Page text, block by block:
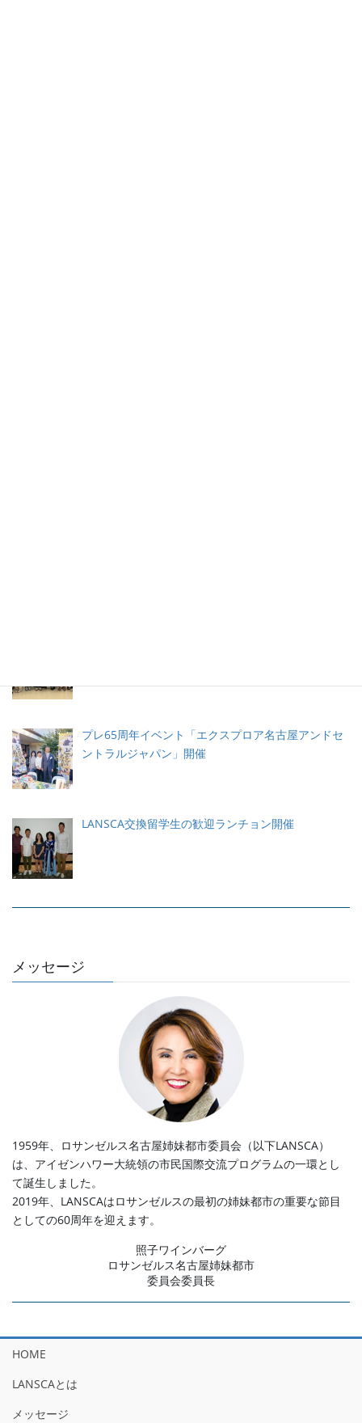
プレ65周年イベント「エクスプロア名古屋アンドセ
ントラルジャパン」開催
LANSCA交換留学生の歓迎ランチョン開催
メッセージ
1959年、ロサンゼルス名古屋姉妹都市委員会（以下LANSCA）
は、アイゼンハワー大統領の市民国際交流プログラムの一環とし
て誕生しました。
2019年、LANSCAはロサンゼルスの最初の姉妹都市の重要な節目
としての60周年を迎えます。
照子ワインバーグ
ロサンゼルス名古屋姉妹都市
委員会委員長
HOME
LANSCAとは
メッセージ